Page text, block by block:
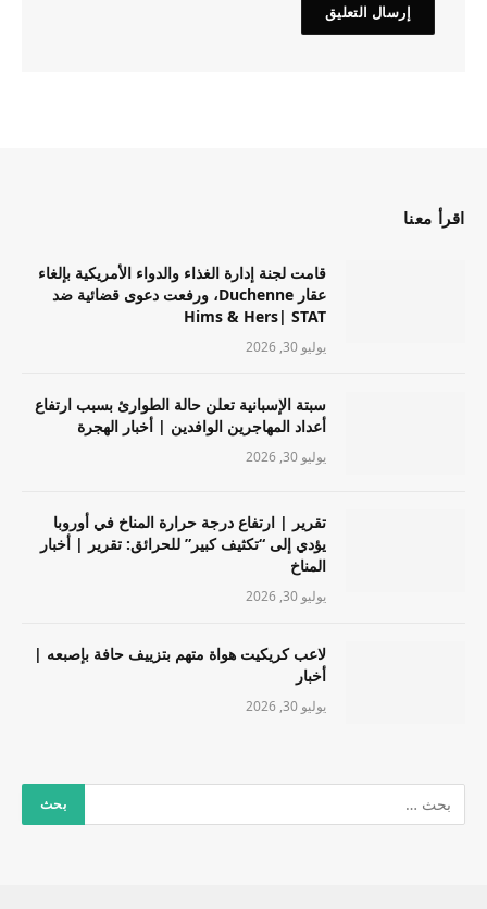
اقرأ معنا
قامت لجنة إدارة الغذاء والدواء الأمريكية بإلغاء
عقار Duchenne، ورفعت دعوى قضائية ضد
Hims & Hers| STAT
يوليو 30, 2026
سبتة الإسبانية تعلن حالة الطوارئ بسبب ارتفاع
أعداد المهاجرين الوافدين | أخبار الهجرة
يوليو 30, 2026
تقرير | ارتفاع درجة حرارة المناخ في أوروبا
يؤدي إلى “تكثيف كبير” للحرائق: تقرير | أخبار
المناخ
يوليو 30, 2026
لاعب كريكيت هواة متهم بتزييف حافة بإصبعه |
أخبار
يوليو 30, 2026